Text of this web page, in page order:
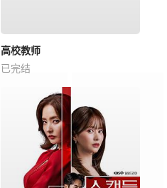
高校教师
已完结